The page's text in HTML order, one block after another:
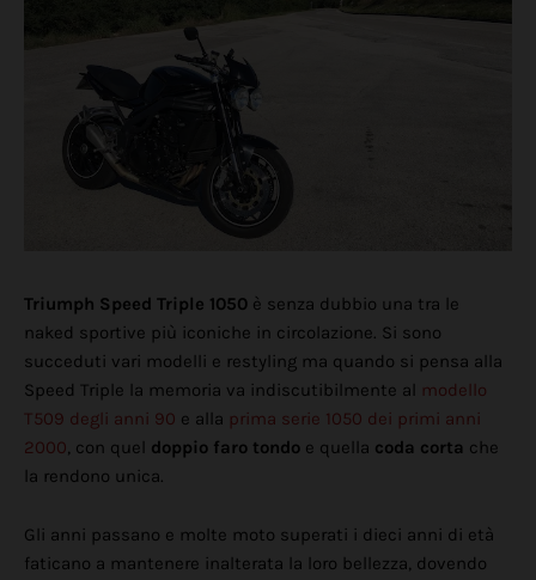
Triumph Speed Triple 1050 è senza dubbio una tra le
naked sportive più iconiche in circolazione. Si sono
succeduti vari modelli e restyling ma quando si pensa alla
Speed Triple la memoria va indiscutibilmente al modello
T509 degli anni 90 e alla prima serie 1050 dei primi anni
2000, con quel doppio faro tondo e quella coda corta che
la rendono unica.
Gli anni passano e molte moto superati i dieci anni di età
faticano a mantenere inalterata la loro bellezza, dovendo